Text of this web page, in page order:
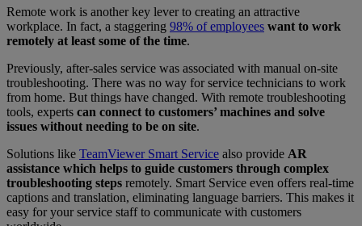
Remote work is another key lever to creating an attractive
workplace. In fact, a staggering 98% of employees want to work
remotely at least some of the time.
Previously, after-sales service was associated with manual on-site
troubleshooting. There was no way for service technicians to work
from home. But things have changed. With remote troubleshooting
tools, experts can connect to customers’ machines and solve
issues without needing to be on site.
Solutions like TeamViewer Smart Service also provide AR
assistance which helps to guide customers through complex
troubleshooting steps remotely. Smart Service even offers real-time
captions and translation, eliminating language barriers. This makes it
easy for your service staff to communicate with customers